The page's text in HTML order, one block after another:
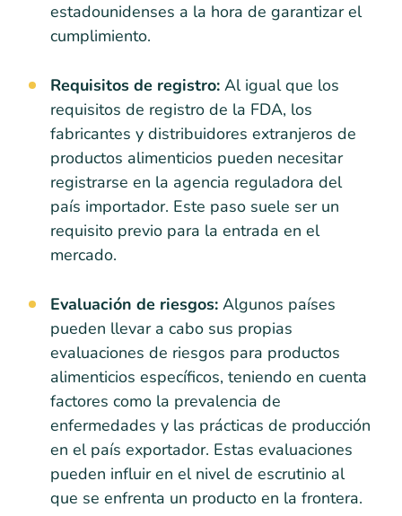
estadounidenses a la hora de garantizar el
cumplimiento.
Requisitos de registro: Al igual que los
requisitos de registro de la FDA, los
fabricantes y distribuidores extranjeros de
productos alimenticios pueden necesitar
registrarse en la agencia reguladora del
país importador. Este paso suele ser un
requisito previo para la entrada en el
mercado.
Evaluación de riesgos: Algunos países
pueden llevar a cabo sus propias
evaluaciones de riesgos para productos
alimenticios específicos, teniendo en cuenta
factores como la prevalencia de
enfermedades y las prácticas de producción
en el país exportador. Estas evaluaciones
pueden influir en el nivel de escrutinio al
que se enfrenta un producto en la frontera.